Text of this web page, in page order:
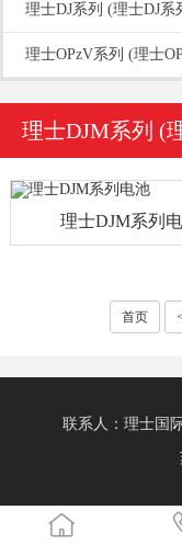
理士DJ系列 (理士DJ系
理士OPzV系列 (理士
理士DJM系列 (
理士DJM系列
首页
联系人：理士国